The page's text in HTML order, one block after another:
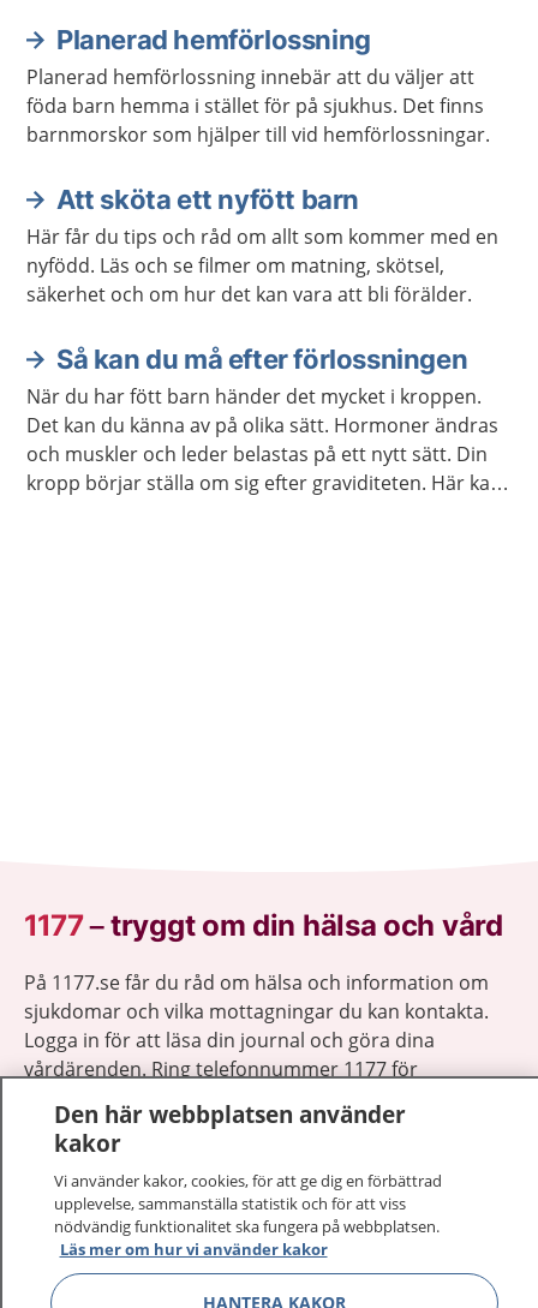
Planerad hemförlossning
Planerad hemförlossning innebär att du väljer att
föda barn hemma i stället för på sjukhus. Det finns
barnmorskor som hjälper till vid hemförlossningar.
Att sköta ett nyfött barn
Här får du tips och råd om allt som kommer med en
nyfödd. Läs och se filmer om matning, skötsel,
säkerhet och om hur det kan vara att bli förälder.
Så kan du må efter förlossningen
När du har fött barn händer det mycket i kroppen.
Det kan du känna av på olika sätt. Hormoner ändras
och muskler och leder belastas på ett nytt sätt. Din
kropp börjar ställa om sig efter graviditeten. Här kan
1177–tryggt om din hälsa och vård
På 1177.se får du råd om hälsa och information om
sjukdomar och vilka mottagningar du kan kontakta.
Logga in för att läsa din journal och göra dina
vårdärenden. Ring telefonnummer 1177 för
1177 ger dig råd när du vill må bättre.
1177 på flera språk Visa
Den här webbplatsen använder
kakor
Vi använder kakor, cookies, för att ge dig en förbättrad
upplevelse, sammanställa statistik och för att viss
nödvändig funktionalitet ska fungera på webbplatsen.
Läs mer om hur vi använder kakor
HANTERA KAKOR